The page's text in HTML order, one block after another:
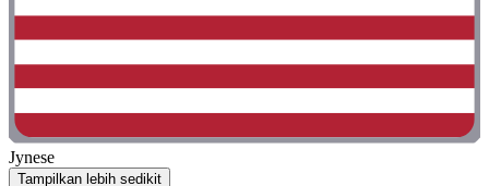
Jynese
Tampilkan lebih sedikit